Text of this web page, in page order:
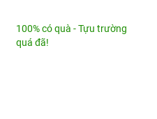
100% có quà - Tựu trường
quá đã!